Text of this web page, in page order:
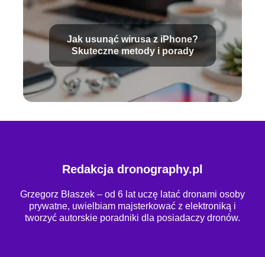
Jak usunąć wirusa z iPhone?
Skuteczne metody i porady
Redakcja dronography.pl
Grzegorz Błaszek – od 6 lat uczę latać dronami osoby
prywatne, uwielbiam majsterkować z elektroniką i
tworzyć autorskie poradniki dla posiadaczy dronów.